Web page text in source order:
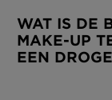
WAT IS DE
MAKE-UP
EEN